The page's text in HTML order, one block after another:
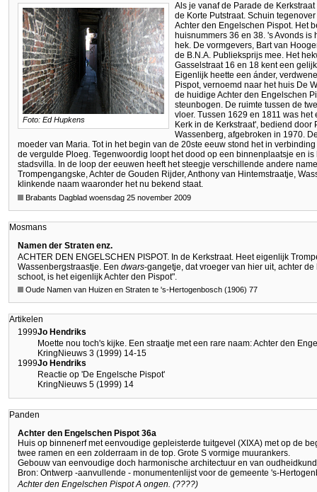
Foto: Ed Hupkens
Als je vanaf de Parade de
de Korte Putstraat. Schuin
Achter den Engelschen Pispot. Het
huisnummers 36 en 38. 's Avonds
hek. De vormgevers, Bart van
de B.N.A. Publieksprijs mee. Het
Gasselstraat 16 en 18 kent een
Eigenlijk heette een ánder,
Pispot, vernoemd naar het huis De
de huidige Achter den Engelschen
steunbogen. De ruimte tussen de
vloer. Tussen 1629 en 1811 was
Kerk in de Kerkstraat', bediend
Wassenberg, afgebroken in 1970.
moeder van Maria. Tot in het begin van de 20ste eeuw stond het in
de vergulde Ploeg. Tegenwoordig loopt het dood op een binnenplaatsje en
stadsvilla. In de loop der eeuwen heeft het steegje verschillende andere
Trompengangske, Achter de Gouden Rijder, Anthony van Hintemstraatje,
klinkende naam waaronder het nu bekend staat.
Brabants Dagblad woensdag 25 november 2009
Mosmans
Namen der Straten enz.
ACHTER DEN ENGELSCHEN PISPOT. In de Kerkstraat. Heet eigenlijk
Wassenbergstraastje. Een dwars-gangetje, dat vroeger van hier uit, achter
schoot, is het eigenlijk Achter den Pispot".
Oude Namen van Huizen en Straten te 's-Hertogenbosch (1906) 77
Artikelen
1999Jo Hendriks
Moette nou toch's kijke. Een straatje met een rare naam: Achter den
KringNieuws 3 (1999) 14-15
1999Jo Hendriks
Reactie op 'De Engelsche Pispot'
KringNieuws 5 (1999) 14
Panden
Achter den Engelschen Pispot 36a
Huis op binnenerf met eenvoudige gepleisterde tuitgevel (XIXA) met op de
twee ramen en een zolderraam in de top. Grote S vormige muurankers.
Gebouw van eenvoudige doch harmonische architectuur en van
Bron: Ontwerp -aanvullende - monumentenlijst voor de gemeente 's-
Achter den Engelschen Pispot A ongen. (????)